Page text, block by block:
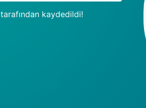
tarafından kaydedildi!